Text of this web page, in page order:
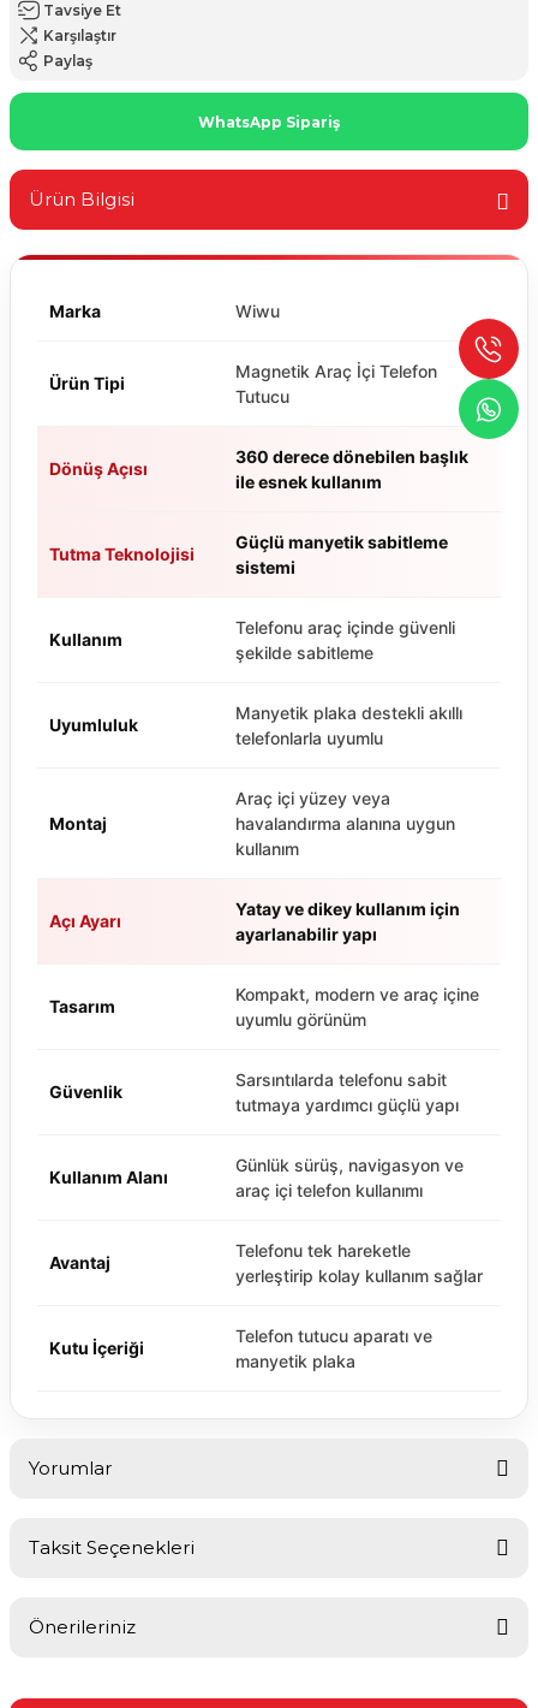
Tavsiye Et
Karşılaştır
Paylaş
WhatsApp Sipariş
Ürün Bilgisi
Marka Wiwu
Ürün Tipi
Magnetik Araç İçi Telefon
Tutucu
Dönüş Açısı
360 derece dönebilen başlık
ile esnek kullanım
Tutma Teknolojisi
Güçlü manyetik sabitleme
sistemi
Kullanım
Telefonu araç içinde güvenli
şekilde sabitleme
Uyumluluk
Manyetik plaka destekli akıllı
telefonlarla uyumlu
Montaj
Araç içi yüzey veya
havalandırma alanına uygun
kullanım
Açı Ayarı
Yatay ve dikey kullanım için
ayarlanabilir yapı
Tasarım
Kompakt, modern ve araç içine
uyumlu görünüm
Güvenlik
Sarsıntılarda telefonu sabit
tutmaya yardımcı güçlü yapı
Kullanım Alanı
Günlük sürüş, navigasyon ve
araç içi telefon kullanımı
Avantaj
Telefonu tek hareketle
yerleştirip kolay kullanım sağlar
Kutu İçeriği
Telefon tutucu aparatı ve
manyetik plaka
Yorumlar
Taksit Seçenekleri
Önerileriniz